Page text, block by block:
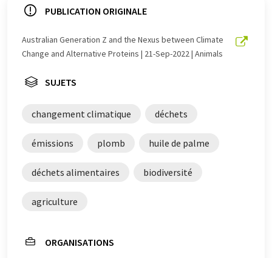
propose ces traductions automatiques pour présenter
été traduit avec traduction automatique, il est possible
qu'il contienne des erreurs de vocabulaire, de syntaxe ou
trouvéici .
PUBLICATION ORIGINALE
Australian Generation Z and the Nexus between Climate
Change and Alternative Proteins | 21-Sep-2022 | Animals
SUJETS
changement climatique déchets
émissions plomb huile de palme
déchets alimentaires biodiversité
agriculture
ORGANISATIONS